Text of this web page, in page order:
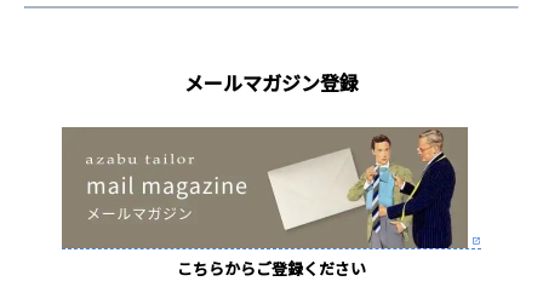
メールマガジン登録
こちらからご登録ください